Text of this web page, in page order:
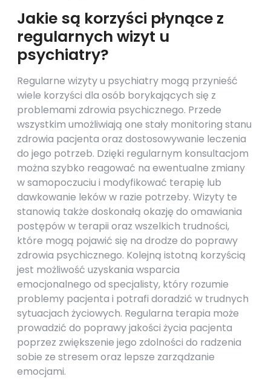
Jakie są korzyści płynące z
regularnych wizyt u
psychiatry?
Regularne wizyty u psychiatry mogą przynieść
wiele korzyści dla osób borykających się z
problemami zdrowia psychicznego. Przede
wszystkim umożliwiają one stały monitoring stanu
zdrowia pacjenta oraz dostosowywanie leczenia
do jego potrzeb. Dzięki regularnym konsultacjom
można szybko reagować na ewentualne zmiany
w samopoczuciu i modyfikować terapię lub
dawkowanie leków w razie potrzeby. Wizyty te
stanowią także doskonałą okazję do omawiania
postępów w terapii oraz wszelkich trudności,
które mogą pojawić się na drodze do poprawy
zdrowia psychicznego. Kolejną istotną korzyścią
jest możliwość uzyskania wsparcia
emocjonalnego od specjalisty, który rozumie
problemy pacjenta i potrafi doradzić w trudnych
sytuacjach życiowych. Regularna terapia może
prowadzić do poprawy jakości życia pacjenta
poprzez zwiększenie jego zdolności do radzenia
sobie ze stresem oraz lepsze zarządzanie
emocjami.